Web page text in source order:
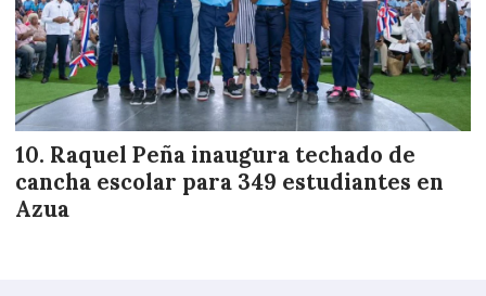
Raquel Peña inaugura techado de
cancha escolar para 349 estudiantes en
Azua